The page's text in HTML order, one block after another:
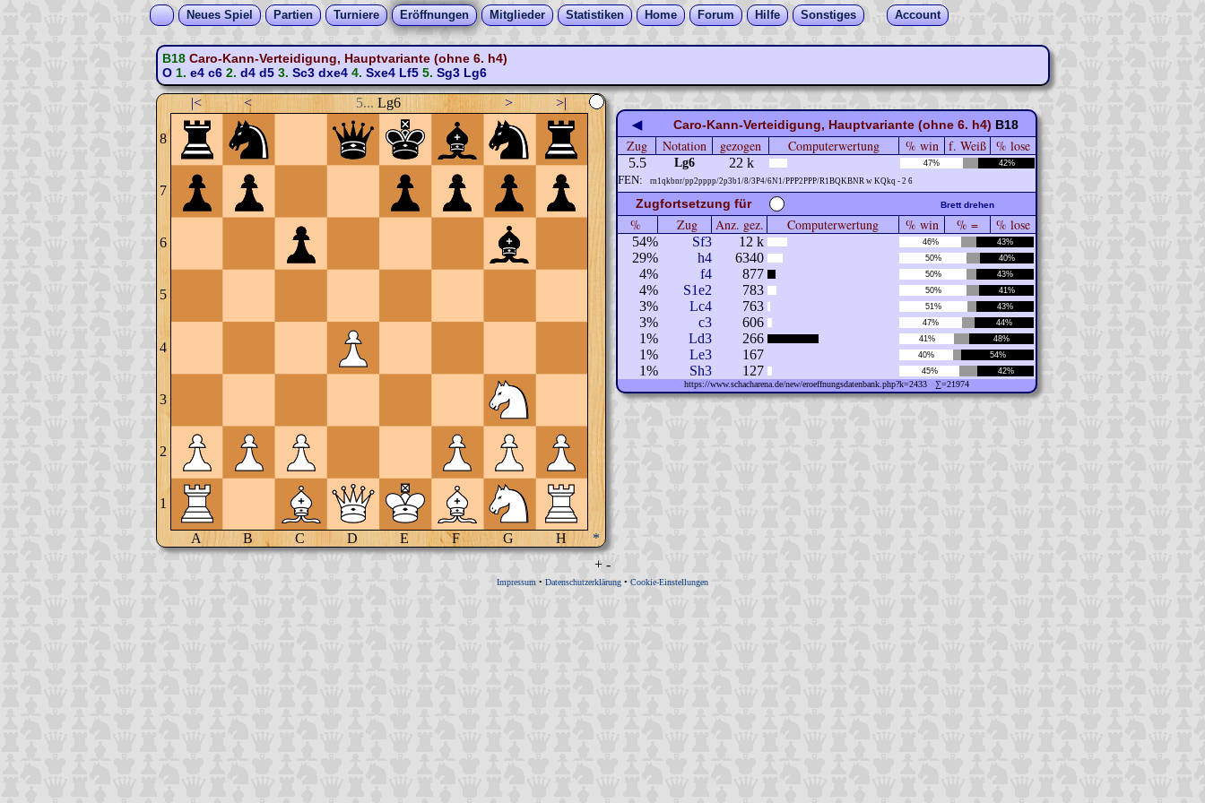
Neues Spiel Partien Turniere Eröffnungen Mitglieder Statistiken Home Forum Hilfe Sonstiges Account
B18 Caro-Kann-Verteidigung, Hauptvariante (ohne 6. h4)
O1. e4 c62. d4 d53. Sc3 dxe44. Sxe4 Lf55. Sg3 Lg6
|< < 5... Lg6 > >|
8
7
6
5
4
3
2
1
A B C D E F G H *
◀ Caro-Kann-Verteidigung, Hauptvariante (ohne 6. h4) B18
Zug Notation gezogen Computerwertung % win f. Weiß % lose
5.5 Lg6 22 k 47% 42%
FEN: rn1qkbnr/pp2pppp/2p3b1/8/3P4/6N1/PPP2PPP/R1BQKBNR w KQkq - 2 6
Zugfortsetzung für Brett drehen
% Zug Anz. gez. Computerwertung % win % = % lose
54% Sf3 12 k 46% 43%
29% h4 6340 50% 40%
4% f4 877 50% 43%
4% S1e2 783 50% 41%
3% Lc4 763 51% 43%
3% c3 606 47% 44%
1% Ld3 266 41% 48%
1% Le3 167 40% 54%
1% Sh3 127 45% 42%
https://www.schacharena.de/new/eroeffnungsdatenbank.php?k=2433 ∑=21974
+ -
Impressum • Datenschutzerklärung • Cookie-Einstellungen